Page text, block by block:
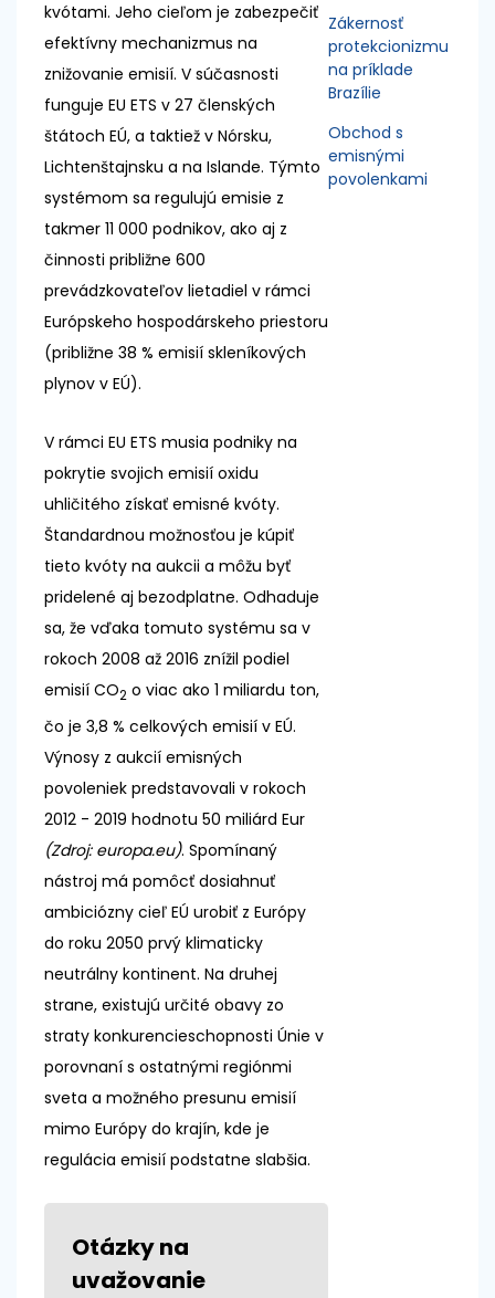
kvótami. Jeho cieľom je zabezpečiť
efektívny mechanizmus na
znižovanie emisií. V súčasnosti
funguje EU ETS v 27 členských
štátoch EÚ, a taktiež v Nórsku,
Lichtenštajnsku a na Islande. Týmto
systémom sa regulujú emisie z
takmer 11 000 podnikov, ako aj z
činnosti približne 600
prevádzkovateľov lietadiel v rámci
Európskeho hospodárskeho priestoru
(približne 38 % emisií skleníkových
plynov v EÚ).
V rámci EU ETS musia podniky na
pokrytie svojich emisií oxidu
uhličitého získať emisné kvóty.
Štandardnou možnosťou je kúpiť
tieto kvóty na aukcii a môžu byť
pridelené aj bezodplatne. Odhaduje
sa, že vďaka tomuto systému sa v
rokoch 2008 až 2016 znížil podiel
emisií CO2 o viac ako 1 miliardu ton,
čo je 3,8 % celkových emisií v EÚ.
Výnosy z aukcií emisných
povoleniek predstavovali v rokoch
2012 - 2019 hodnotu 50 miliárd Eur
(Zdroj: europa.eu). Spomínaný
nástroj má pomôcť dosiahnuť
ambiciózny cieľ EÚ urobiť z Európy
do roku 2050 prvý klimaticky
neutrálny kontinent. Na druhej
strane, existujú určité obavy zo
straty konkurencieschopnosti Únie v
porovnaní s ostatnými regiónmi
sveta a možného presunu emisií
mimo Európy do krajín, kde je
regulácia emisií podstatne slabšia.
Otázky na
uvažovanie
Zákernosť
protekcionizmu
na príklade
Brazílie
Obchod s
emisnými
povolenkami